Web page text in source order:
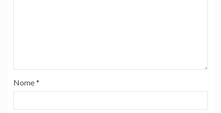
Nome*